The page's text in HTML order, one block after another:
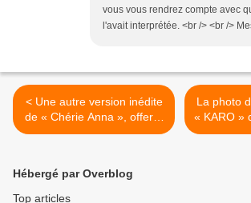
vous vous rendrez compte avec
l'avait interprétée. <br /> <br />
< Une autre version inédite
de « Chérie Anna », offerte
par Pouko, de Bangui en
La photo
Hébergé par Overblog
Top articles